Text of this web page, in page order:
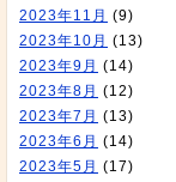
2023年11月 (9)
2023年10月 (13)
2023年9月 (14)
2023年8月 (12)
2023年7月 (13)
2023年6月 (14)
2023年5月 (17)